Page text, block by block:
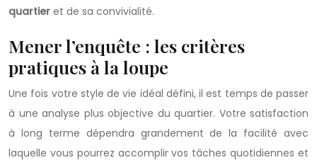
quartier et de sa convivialité.
Mener l’enquête : les critères
pratiques à la loupe
Une fois votre style de vie idéal défini, il est temps de passer
à une analyse plus objective du quartier. Votre satisfaction
à long terme dépendra grandement de la facilité avec
laquelle vous pourrez accomplir vos tâches quotidiennes et